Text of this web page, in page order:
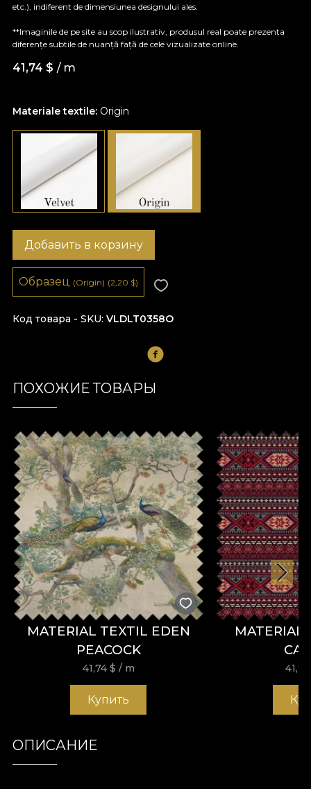
Materiale textile: Origin
etc.), indiferent de dimensiunea designului ales.
**Imaginile de pe site au scop ilustrativ, produsul real poate prezenta
diferențe subtile de nuanță față de cele vizualizate online.
41,74 $ / m
Код товара - SKU VLDLT0358O
Добавить в корзину
Образец (Origin) (2,20 $)
ПОХОЖИЕ ТОВАРЫ
MATERIAL TEXTIL EDEN
PEACOCK
41,74 $ / m
Купить
MATERIAL
ОПИСАНИЕ